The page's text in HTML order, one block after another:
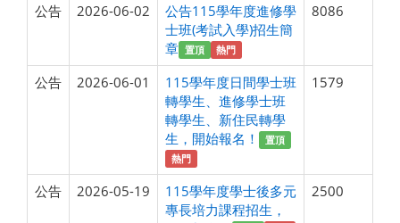
公告 2026-06-02
公告115學年度進修學
士班(考試入學)招生簡
章 置頂 熱門
8086
公告 2026-06-01
115學年度日間學士班
轉學生、進修學士班
轉學生、新住民轉學
生，開始報名！
置頂
熱門
1579
公告 2026-05-19
115學年度學士後多元
專長培力課程招生，
2500